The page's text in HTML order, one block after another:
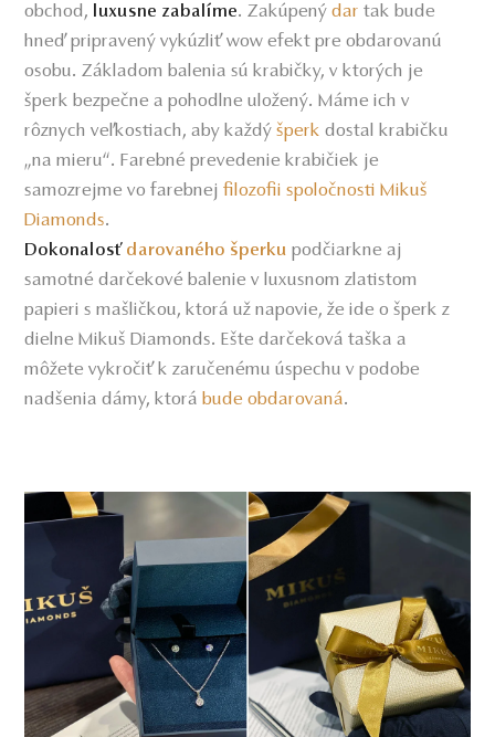
obchod,
luxusne zabalíme. Zakúpenýdar tak bude
hneď pripravený vykúzliť wow efekt pre obdarovanú
osobu. Základom balenia sú krabičky, v ktorých je
šperk bezpečne a pohodlne uložený. Máme ich v
rôznych veľkostiach, aby každýšperk dostal krabičku
„na mieru“. Farebné prevedenie krabičiek je
samozrejme vo farebnej filozofii spoločnosti Mikuš
Diamonds.
Dokonalosť darovaného šperku podčiarkne aj
samotné darčekové balenie v luxusnom zlatistom
papieri s mašličkou, ktorá už napovie, že ide o šperk z
dielne Mikuš Diamonds. Ešte darčeková taška a
môžete vykročiť k zaručenému úspechu v podobe
nadšenia dámy, ktorábude obdarovaná.